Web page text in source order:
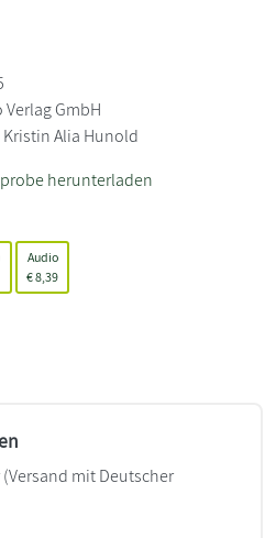
Verlag GmbH
Alia Hunold
herunterladen
Audio
€8,39
(Versand mit Deutscher